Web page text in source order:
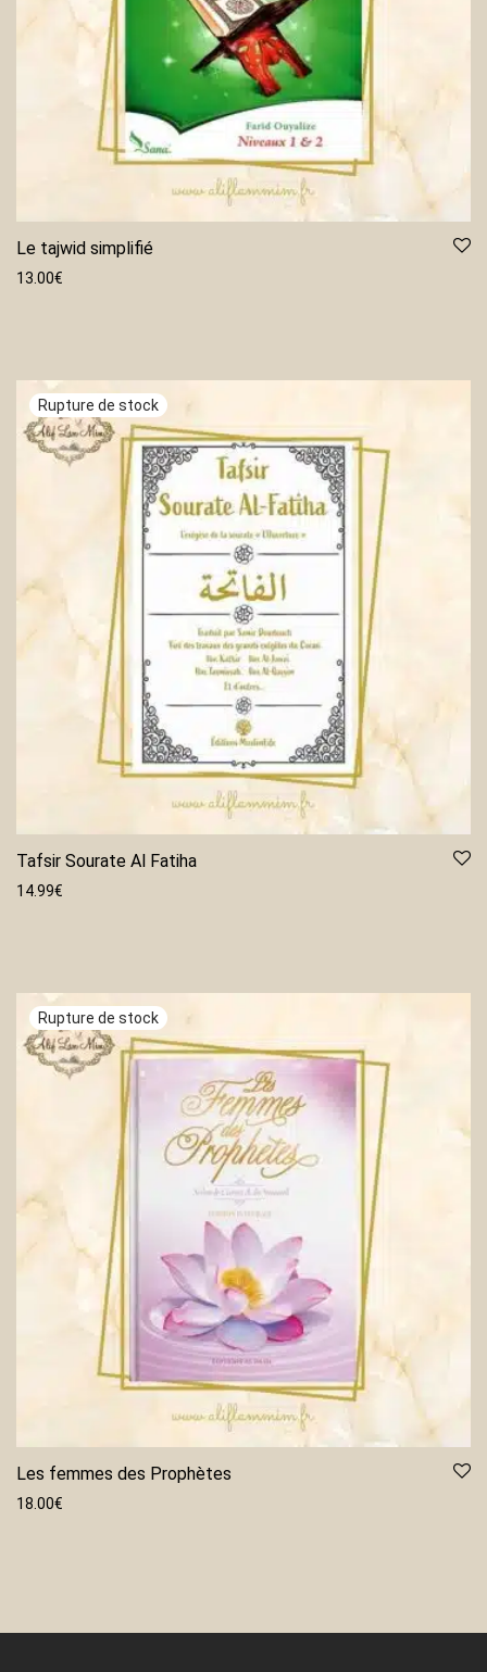
Le tajwid simplifié
13.00€
Tafsir Sourate Al Fatiha
14.99€
Les femmes des Prophètes
18.00€